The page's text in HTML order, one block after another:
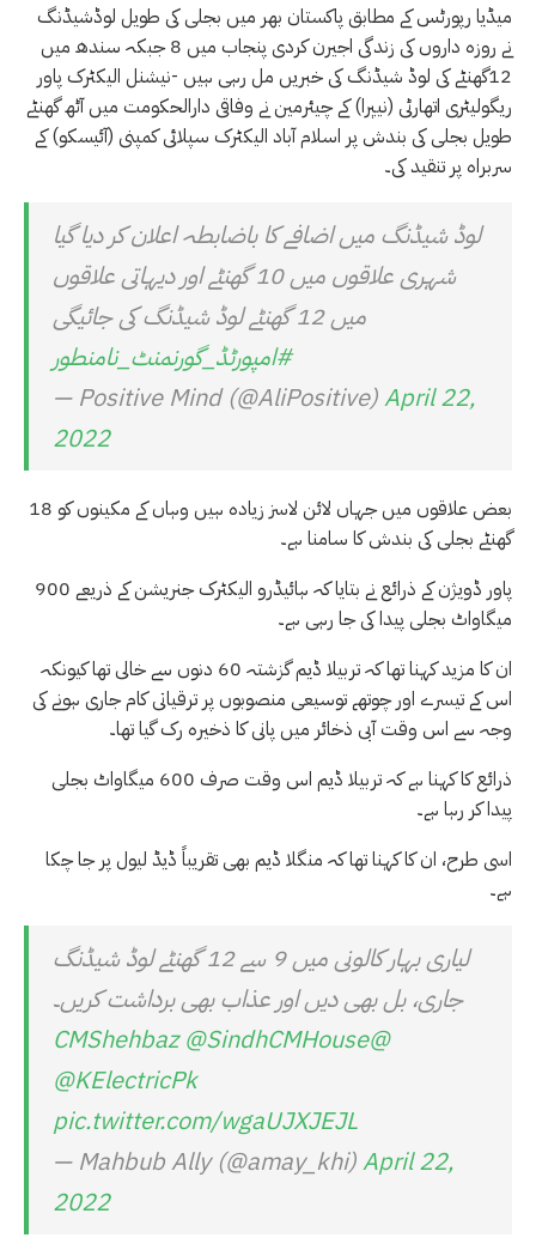
میڈیا رپورٹس کے مطابق پاکستان بھر میں بجلی کی طویل لوڈشیڈنگ
نے روزہ داروں کی زندگی اجیرن کردی پنجاب میں 8 جبکہ سندھ میں
12گھنٹے کی لوڈ شیڈنگ کی خبریں مل رہی ہیں -نیشنل الیکٹرک پاور
ریگولیٹری اتھارٹی (نیپرا) کے چیئرمین نے وفاقی دارالحکومت میں آٹھ گھنٹے
طویل بجلی کی بندش پر اسلام آباد الیکٹرک سپلائی کمپنی (آئیسکو) کے
سربراہ پر تنقید کی۔
لوڈ شیڈنگ میں اضافے کا باضابطہ اعلان کر دیا گیا
شہری علاقوں میں 10 گھنٹے اور دیہاتی علاقوں
میں 12 گھنٹے لوڈ شیڈنگ کی جائیگی
#امپورٹڈ_گورنمنٹ_نامنطور
— Positive Mind (@AliPositive)April 22,
2022
بعض علاقوں میں جہاں لائن لاسز زیادہ ہیں وہاں کے مکینوں کو 18
گھنٹے بجلی کی بندش کا سامنا ہے۔
پاور ڈویژن کے ذرائع نے بتایا کہ ہائیڈرو الیکٹرک جنریشن کے ذریعے 900
میگاواٹ بجلی پیدا کی جا رہی ہے۔
ان کا مزید کہنا تھا کہ تربیلا ڈیم گزشتہ 60 دنوں سے خالی تھا کیونکہ
اس کے تیسرے اور چوتھے توسیعی منصوبوں پر ترقیاتی کام جاری ہونے کی
وجہ سے اس وقت آبی ذخائر میں پانی کا ذخیرہ رک گیا تھا۔
ذرائع کا کہنا ہے کہ تربیلا ڈیم اس وقت صرف 600 میگاواٹ بجلی
پیدا کر رہا ہے۔
اسی طرح، ان کا کہنا تھا کہ منگلا ڈیم بھی تقریباً ڈیڈ لیول پر جا چکا
ہے۔
لیاری بہار کالونی میں 9 سے 12 گھنٹے لوڈ شیڈنگ
جاری، بل بھی دیں اور عذاب بھی برداشت کریں۔
@CMShehbaz
@SindhCMHouse
@KElectricPk
pic.twitter.com/wgaUJXJEJL
— Mahbub Ally (@amay_khi)April 22,
2022